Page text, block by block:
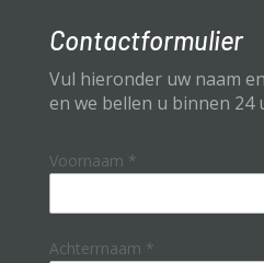
Contactformulier
Vul hieronder uw naam
en we bellen u binnen 24
Voornaam *
Achterrnaam *